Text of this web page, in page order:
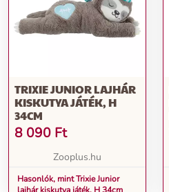
TRIXIE JUNIOR LAJHÁR
KISKUTYA JÁTÉK, H
34CM
8 090 Ft
Zooplus.hu
Hasonlók, mint Trixie Junior